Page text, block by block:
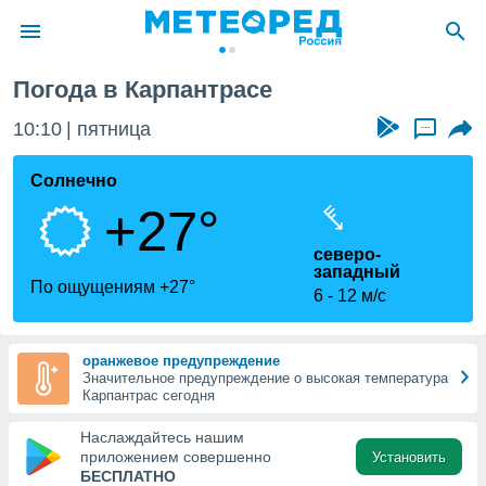
о
Вы можете
к этому
доступ
Погода в Карпантрасе
10:10 пятница ...
Солнечно
+27°
По ощущениям +27°
северо-
западный
6
12 м/с
оранжевое предупреждение
Значительное предупреждение о высокая температура
Карпантрас сегодня
Наслаждайтесь нашим
приложением совершенно
БЕСПЛАТНО
Установить